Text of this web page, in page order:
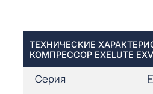
ТЕХНИЧЕСКИЕ
КОМПРЕССОР EXELUTE EXV
Серия